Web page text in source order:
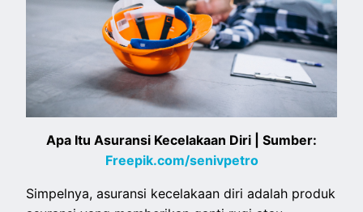
Apa Itu Asuransi Kecelakaan Diri | Sumber:
Freepik.com/senivpetro
Simpelnya, asuransi kecelakaan diri adalah produk